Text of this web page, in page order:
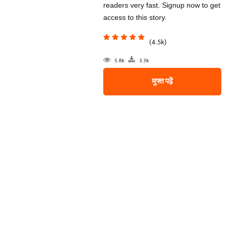
readers very fast. Signup now to get
access to this story.
(4.5k)
5.8k 3.3k
मुफ्त पढ़ें